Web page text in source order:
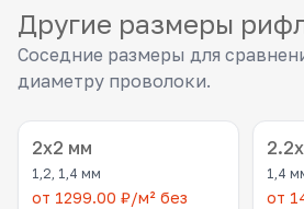
Другие размеры
Соседние размеры для
диаметру проволоки.
2x2 мм
1,2, 1,4 мм
от 1299.00 ₽/м² без
1,4
от